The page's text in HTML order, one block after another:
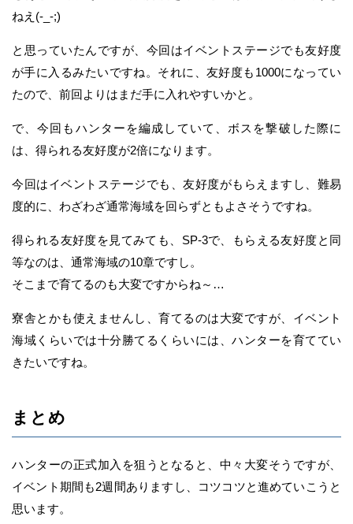
ねえ(-_-;)
と思っていたんですが、今回はイベントステージでも友好度
が手に入るみたいですね。それに、友好度も1000になってい
たので、前回よりはまだ手に入れやすいかと。
で、今回もハンターを編成していて、ボスを撃破した際に
は、得られる友好度が2倍になります。
今回はイベントステージでも、友好度がもらえますし、難易
度的に、わざわざ通常海域を回らずともよさそうですね。
得られる友好度を見てみても、SP-3で、もらえる友好度と同
等なのは、通常海域の10章ですし。
そこまで育てるのも大変ですからね～…
寮舎とかも使えませんし、育てるのは大変ですが、イベント
海域くらいでは十分勝てるくらいには、ハンターを育ててい
きたいですね。
まとめ
ハンターの正式加入を狙うとなると、中々大変そうですが、
イベント期間も2週間ありますし、コツコツと進めていこうと
思います。